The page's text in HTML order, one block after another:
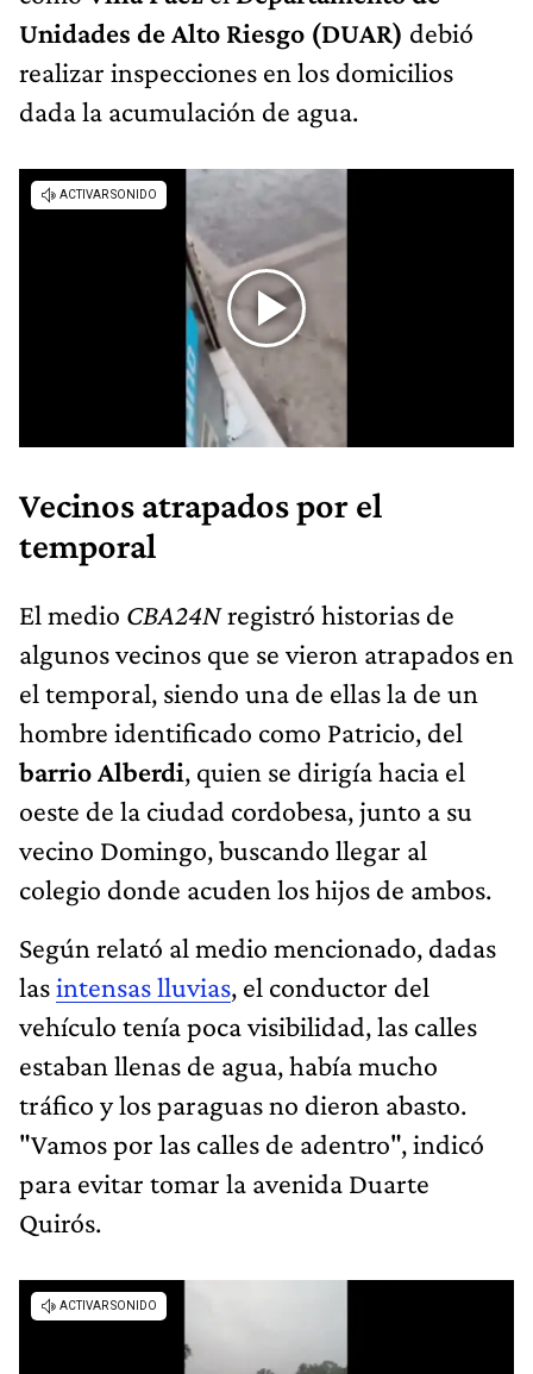
Unidades de Alto Riesgo (DUAR) debió
realizar inspecciones en los domicilios
dada la acumulación de agua.
Vecinos atrapados por el
temporal
El medio CBA24Nregistró historias de
algunos vecinos que se vieron atrapados en
el temporal, siendo una de ellas la de un
hombre identificado como Patricio, del
barrio Alberdi, quien se dirigía hacia el
oeste de la ciudad cordobesa, junto a su
vecino Domingo, buscando llegar al
colegio donde acuden los hijos de ambos.
Según relató al medio mencionado, dadas
lasintensas lluvias, el conductor del
vehículo tenía poca visibilidad, las calles
estaban llenas de agua, había mucho
tráfico y los paraguas no dieron abasto.
"Vamos por las calles de adentro", indicó
para evitar tomar la avenida Duarte
Quirós.